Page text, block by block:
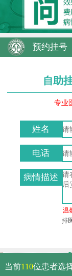
预约挂号
自助
专业
姓名
电话
病情描述
温
排
当前110位患者选